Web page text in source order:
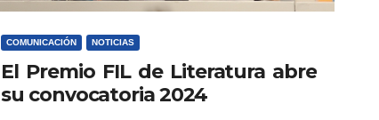
COMUNICACIÓN NOTICIAS
El Premio FIL de Literatura abre
su convocatoria 2024